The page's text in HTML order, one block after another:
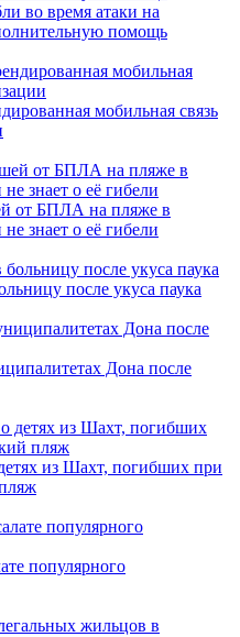
во время атаки на
помощь
мобильная связь
от БПЛА на пляже в
знает о её гибели
после укуса паука
Дона после
из Шахт, погибших при
популярного